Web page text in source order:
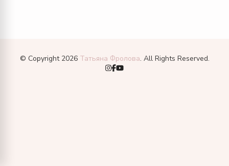
© Copyright 2026 Татьяна Фролова. All Rights Reserved.